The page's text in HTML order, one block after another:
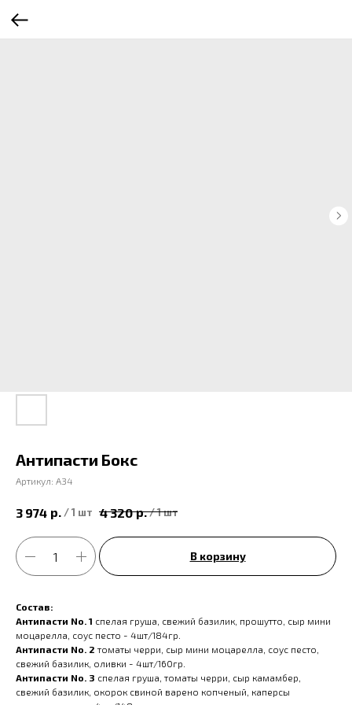
Антипасти Бокс
Артикул: A34
3 974 р. /1 шт 4 320 р./1 шт
В корзину
Состав:
Антипасти No. 1 спелая груша, свежий базилик, прошутто, сыр мини
моцарелла, соус песто - 4шт/184гр.
Антипасти No. 2 томаты черри, сыр мини моцарелла, соус песто,
свежий базилик, оливки - 4шт/160гр.
Антипасти No. 3 спелая груша, томаты черри, сыр камамбер,
свежий базилик, окорок свиной варено копченый, каперсы